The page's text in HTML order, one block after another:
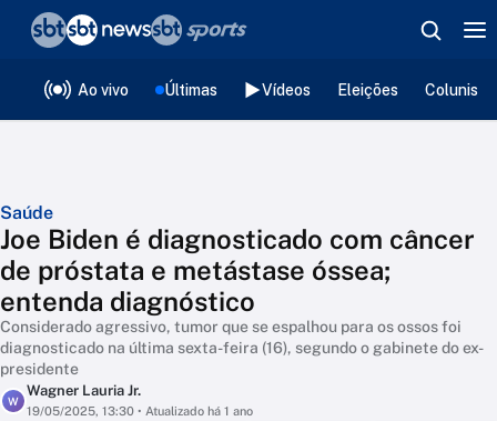
Ao vivo Últimas Vídeos Eleições
Saúde
Joe Biden é diagnosticado com câncer
de próstata e metástase óssea;
entenda diagnóstico
Considerado agressivo, tumor que se espalhou para os ossos foi
diagnosticado na última sexta-feira (16), segundo o gabinete do ex-
presidente
W
Wagner Lauria Jr.
19/05/2025, 13:30 • Atualizado há 1 ano
❮voltar
Editorias